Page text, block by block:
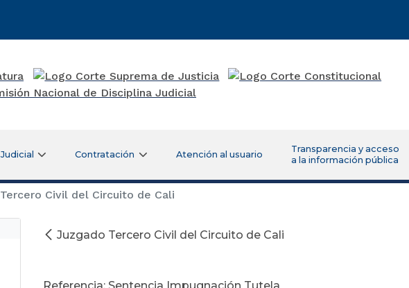
Contratación Atención al usuario
Transparencia y acceso
a la información pública
Civil del Circuito de Cali
Juzgado Tercero Civil del Circuito de Cali
Referencia: Sentencia Impugnación Tutela